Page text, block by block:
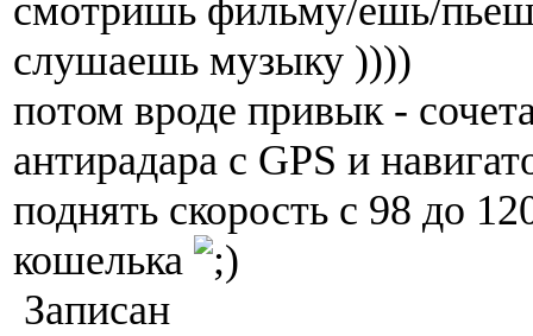
смотришь фильму/ешь/
слушаешь музыку ))))
потом вроде привык -
антирадара с GPS и
поднять скорость с 98 до
кошелька
Записан